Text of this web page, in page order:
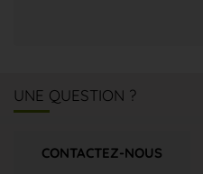
UNE QUESTION ?
CONTACTEZ-NOUS